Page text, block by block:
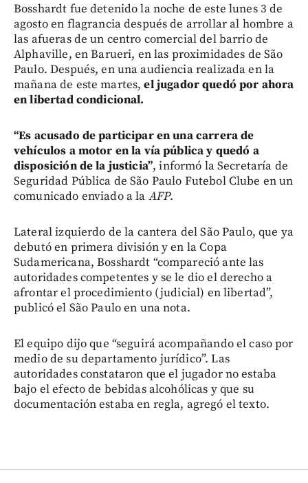
Bosshardt fue detenido la noche de este lunes 3 de
agosto en flagrancia después de arrollar al hombre a
las afueras de un centro comercial del barrio de
Alphaville, en Barueri, en las proximidades de São
Paulo. Después, en una audiencia realizada en la
mañana de este martes,el jugador quedó por ahora
en libertad condicional.
“Es acusado de participar en una carrera de
vehículos a motor en la vía pública y quedó a
disposición de la justicia”, informó la Secretaría de
Seguridad Pública de São Paulo Futebol Clube en un
comunicado enviado a la AFP.
Lateral izquierdo de la cantera del São Paulo, que ya
debutó en primera división y en la Copa
Sudamericana, Bosshardt “compareció ante las
autoridades competentes y se le dio el derecho a
afrontar el procedimiento (judicial) en libertad”,
publicó el São Paulo en una nota.
El equipo dijo que “seguirá acompañando el caso por
medio de su departamento jurídico”. Las
autoridades constataron que el jugador no estaba
bajo el efecto de bebidas alcohólicas y que su
documentación estaba en regla, agregó el texto.